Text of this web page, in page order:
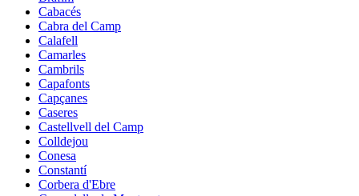
Cabacés
Cabra del Camp
Calafell
Camarles
Cambrils
Capafonts
Capçanes
Caseres
Castellvell del Camp
Colldejou
Conesa
Constantí
Corbera d'Ebre